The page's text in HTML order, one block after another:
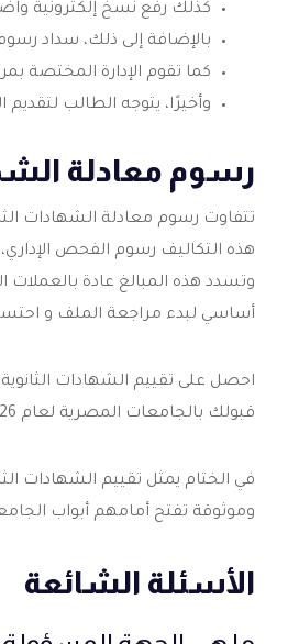
كذلك رفع نسخ إلكترونية
بالإضافة إلى ذلك، سداد
كما تقوم الإدارة المختصة
وأخيرًا، يتوجه الطالب
رسوم معادلة
تتفاوت رسوم معادلة الشهادات
هذه التكاليف رسوم الفحص
وتسدد هذه المبالغ عادة بالعملات
أساسي لبدء مراجعة الملف و
احصل على تقييم الشهادات
قبولك بالجامعات المصرية لعام 2026.
في الختام يمثل تقييم الشهادات
وموثوقة تفتح أمامهم أبواب الجامعات المصرية بثقة لعام
الأسئلة الشائعة